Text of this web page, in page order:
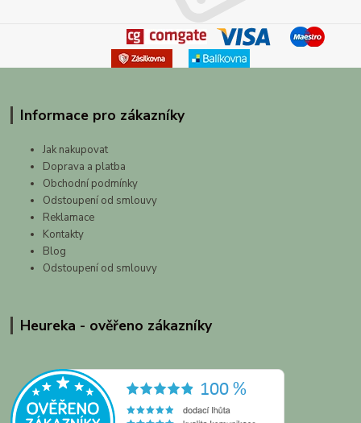
Informace pro zákazníky
Jak nakupovat
Doprava a platba
Obchodní podmínky
Odstoupení od smlouvy
Reklamace
Kontakty
Blog
Odstoupení od smlouvy
Heureka - ověřeno zákazníky